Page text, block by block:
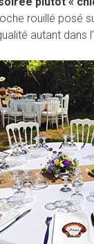
rouillé posé
autant dans